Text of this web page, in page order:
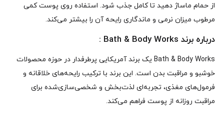
از حمام ماساژ دهید تا کامل جذب شود. استفاده روی پوست کمی
مرطوب میزان نرمی و ماندگاری رایحه آن را بیشتر می‌کند.
درباره برند Bath & Body Works :
Bath & Body Works یک برند آمریکایی پرطرفدار در حوزه محصولات
خوشبو و مراقبت بدن است. این برند با ترکیب رایحه‌های خلاقانه و
فرمول‌های مغذی، تجربه‌ای لذت‌بخش و شخصی‌سازی‌شده برای
مراقبت روزانه از پوست فراهم می‌کند.